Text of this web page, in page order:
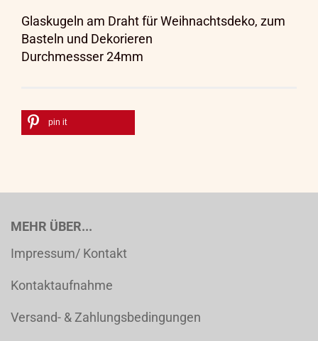
Glaskugeln am Draht für Weihnachtsdeko, zum
Basteln und Dekorieren
Durchmessser 24mm
pin it
MEHR ÜBER...
Impressum/ Kontakt
Kontaktaufnahme
Versand- & Zahlungsbedingungen